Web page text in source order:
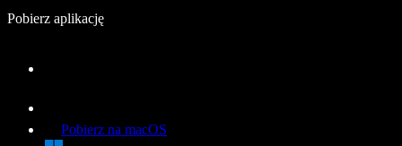
Pobierz aplikację
Pobierz na macOS